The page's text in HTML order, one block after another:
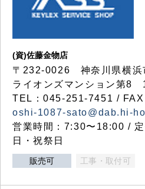
(資)佐藤金物店
〒232-0026 神奈川県横
ライオンズマンション第8
TEL：045-251-7451 /
oshi-1087-sato@dab.hi-
営業時間：7:30〜18:00 /
日・祝祭日
販売可 工事・取付可